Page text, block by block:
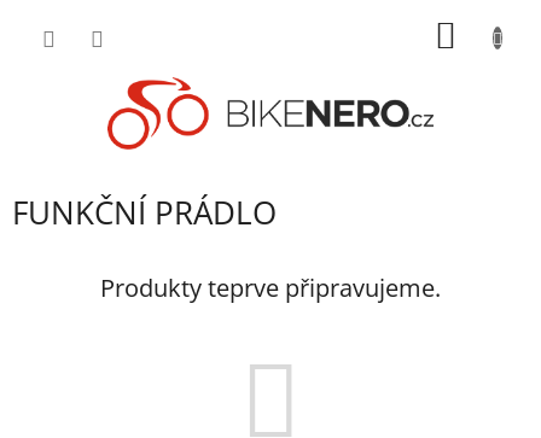
FUNKČNÍ PRÁDLO
Produkty teprve připravujeme.